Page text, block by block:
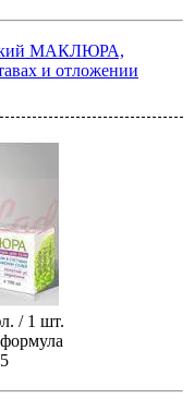
МАКЛЮРА,
и отложении
/ 1 шт.